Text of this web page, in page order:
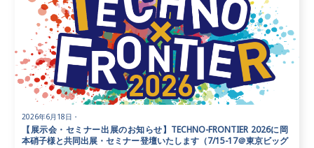
2026年6月18日 ・
【展示会・セミナー出展のお知らせ】TECHNO-FRONTIER 2026に岡
本硝子様と共同出展・セミナー登壇いたします（7/15-17＠東京ビッグ